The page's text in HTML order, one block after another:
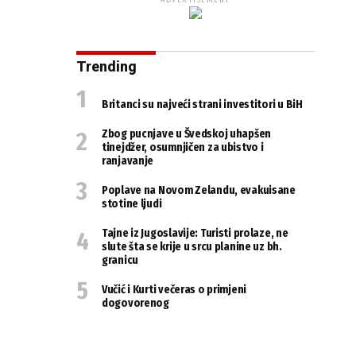
Trending
Britanci su najveći strani investitori u BiH
Zbog pucnjave u Švedskoj uhapšen
tinejdžer, osumnjičen za ubistvo i
ranjavanje
Poplave na Novom Zelandu, evakuisane
stotine ljudi
Tajne iz Jugoslavije: Turisti prolaze, ne
slute šta se krije u srcu planine uz bh.
granicu
Vučić i Kurti večeras o primjeni
dogovorenog